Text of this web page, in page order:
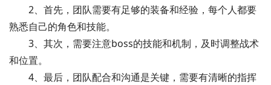
2、首先，团队需要有足够的装备和经验，每个人都要
熟悉自己的角色和技能。
3、其次，需要注意boss的技能和机制，及时调整战术
和位置。
4、最后，团队配合和沟通是关键，需要有清晰的指挥